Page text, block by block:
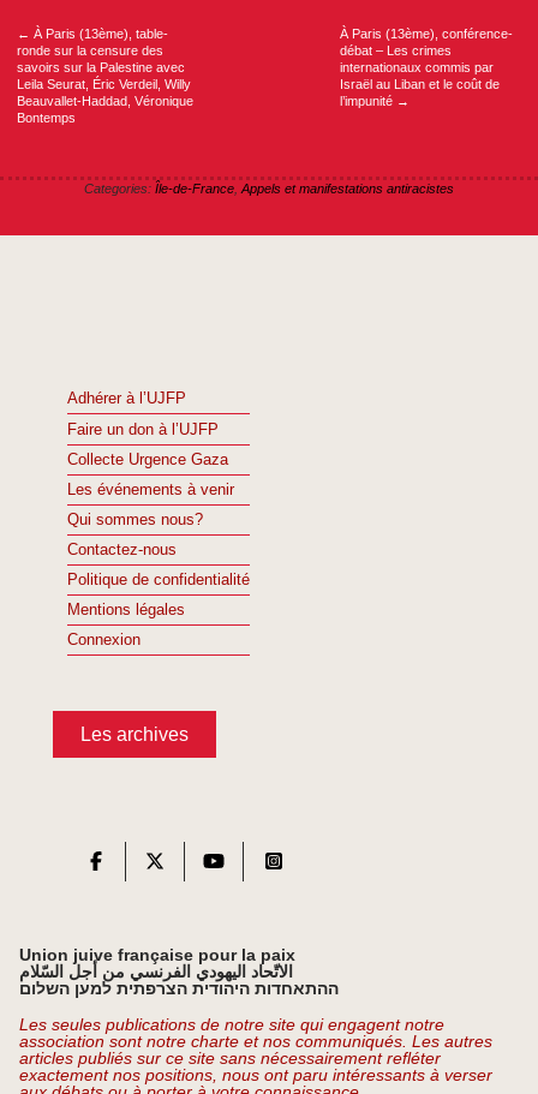
← À Paris (13ème), table-
ronde sur la censure des
savoirs sur la Palestine avec
Leila Seurat, Éric Verdeil, Willy
Beauvallet-Haddad, Véronique
Bontemps
À Paris (13ème), conférence-
débat – Les crimes
internationaux commis par
Israël au Liban et le coût de
l’impunité →
Categories: Île-de-France Appels et manifestations antiracistes
Adhérer à l’UJFP
Faire un don à l’UJFP
Collecte Urgence Gaza
Les événements à venir
Qui sommes nous?
Contactez-nous
Politique de confidentialité
Mentions légales
Connexion
Les archives
Union juive française pour la paix
الاتّحاد اليهودي الفرنسي من أجل السّلام
ההתאחדות היהודית הצרפתית למען השלום
Les seules publications de notre site qui engagent notre
association sont notre charte et nos communiqués. Les autres
articles publiés sur ce site sans nécessairement refléter
exactement nos positions, nous ont paru intéressants à verser